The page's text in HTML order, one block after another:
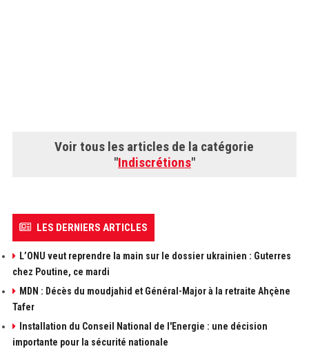
Voir tous les articles de la catégorie
"Indiscrétions"
LES DERNIERS ARTICLES
L’ONU veut reprendre la main sur le dossier ukrainien : Guterres
chez Poutine, ce mardi
MDN : Décès du moudjahid et Général-Major à la retraite Ahçène
Tafer
Installation du Conseil National de l'Energie : une décision
importante pour la sécurité nationale